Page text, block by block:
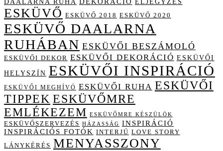
ESKÜVŐ ESKÜVŐ 2018 ESKÜVŐ 2020
ESKÜVŐ DAALARNA
RUHÁBAN ESKÜVŐI BESZÁMOLÓ
ESKÜVŐI DEKOR ESKÜVŐI DEKORÁCIÓ ESKÜVŐI
HELYSZÍN ESKÜVŐI INSPIRÁCIÓ
ESKÜVŐI MEGHÍVÓ ESKÜVŐI RUHA ESKÜVŐI
TIPPEK ESKÜVŐMRE
EMLÉKEZEM ESKÜVŐMRE KÉSZÜLÖK
ESKÜVŐSZERVEZÉS HÁZASSÁG INSPIRÁCIÓ
INSPIRÁCIÓS FOTÓK INTERJÚ LOVE STORY
LÁNYKÉRÉS MENYASSZONY